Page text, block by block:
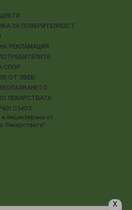
X
ЗА ПОВЕРИТЕЛНОСТ
РЕКЛАМАЦИЯ
СПОР
ОТ ЗВЕБ
ЛЕКАРСТВАТА
СЪЮЗ
лицензирана от
Лекарствата"